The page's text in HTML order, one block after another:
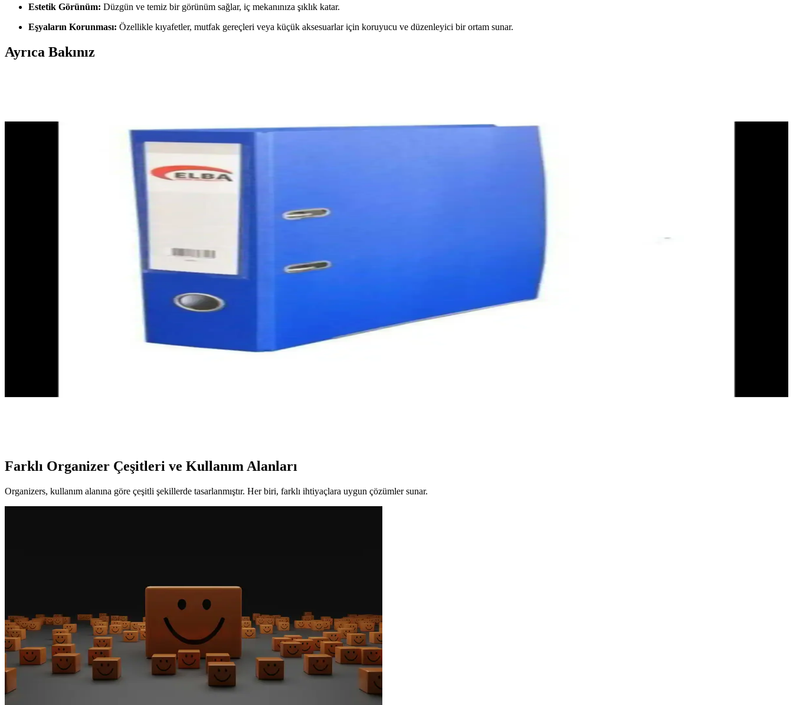
Estetik Görünüm: Düzgün ve temiz bir görünüm sağlar, iç mekanınıza şıklık katar.
Eşyaların Korunması: Özellikle kıyafetler, mutfak gereçleri veya küçük aksesuarlar için koruyucu ve düzenleyici bir ortam sunar.
Ayrıca Bakınız
Noki Hazır Kitap Kabi Şeffaf: Fonksiyonellik ve Estetiği Bir Arada Sunan Çok Renkli Tasarım
Noki'nin şeffaf A4 kitap kabı, dayanıklı yapısı ve çok renkli tasarımıyla düzeni sağlar, kullanım kolaylığı sunar ve uzun ömürlüdür.
SAYPOS Gizli Evrak Hazneli Para Çekmecesi Ofis ve Kasa Düzeni İçin Uygun Çözüm
Kağıt Gemi Dükkan 10 Renkli Morandi Renkler Yarım Çizgili İndeks Sticker Seti
Yarım morandi renk tonlarıyla tasarlanmış, çok fonksiyonlu ve kullanışlı 200 adet indeks sticker seti. Kitap, planlayıcı ve defterlerde düzen sağlar, estetik ve pratik kullanım sunar.
Alemdar Geniş Karton Klasör Siyah A4 25'li Paket Ofis ve Ev Belge Düzenleme Çözümü
Alemdar'ın siyah renkli, geniş sırtlı A4 karton klasörü, dayanıklı yapısı ve yüksek kapasitesiyle ofis ve ev ortamlarında belge düzeni sağlar.
Kağıt Gemi Dükkan 10 Renkli Morandi Renkler ile Çok Fonksiyonlu Sayfa Stickerleri ve Kitap Ayracı
Morandi renk paletinde 10 farklı renk seçeneğiyle, pratik ve estetik sayfa stickerleri, cetveliyle birlikte kitap ve defter düzenlemenize yardımcı olur, yüksek kullanıcı memnuniyeti sağlar.
Farklı Organizer Çeşitleri ve Kullanım Alanları
Organizers, kullanım alanına göre çeşitli şekillerde tasarlanmıştır. Her biri, farklı ihtiyaçlara uygun çözümler sunar.